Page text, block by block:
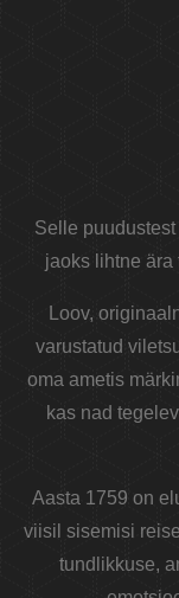
Selle
jaoks lihtne ära
Loov,
varustatud
oma ametis
kas nad
Aasta 1759 on
viisil sisemisi
tundlikkuse,